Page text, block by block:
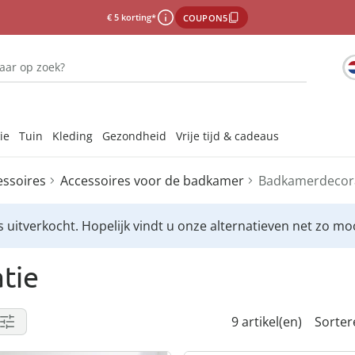
€ 5 korting* COUPON5
& afdruipmatten
binnen
voor de badkamer
Tuin Kleding Gezondheid Vrije tijd & cadeaus
Accessoires voor de badkamer
uitverkocht. Hopelijk vindt u onze alternatieven net zo
9 artikel(en)